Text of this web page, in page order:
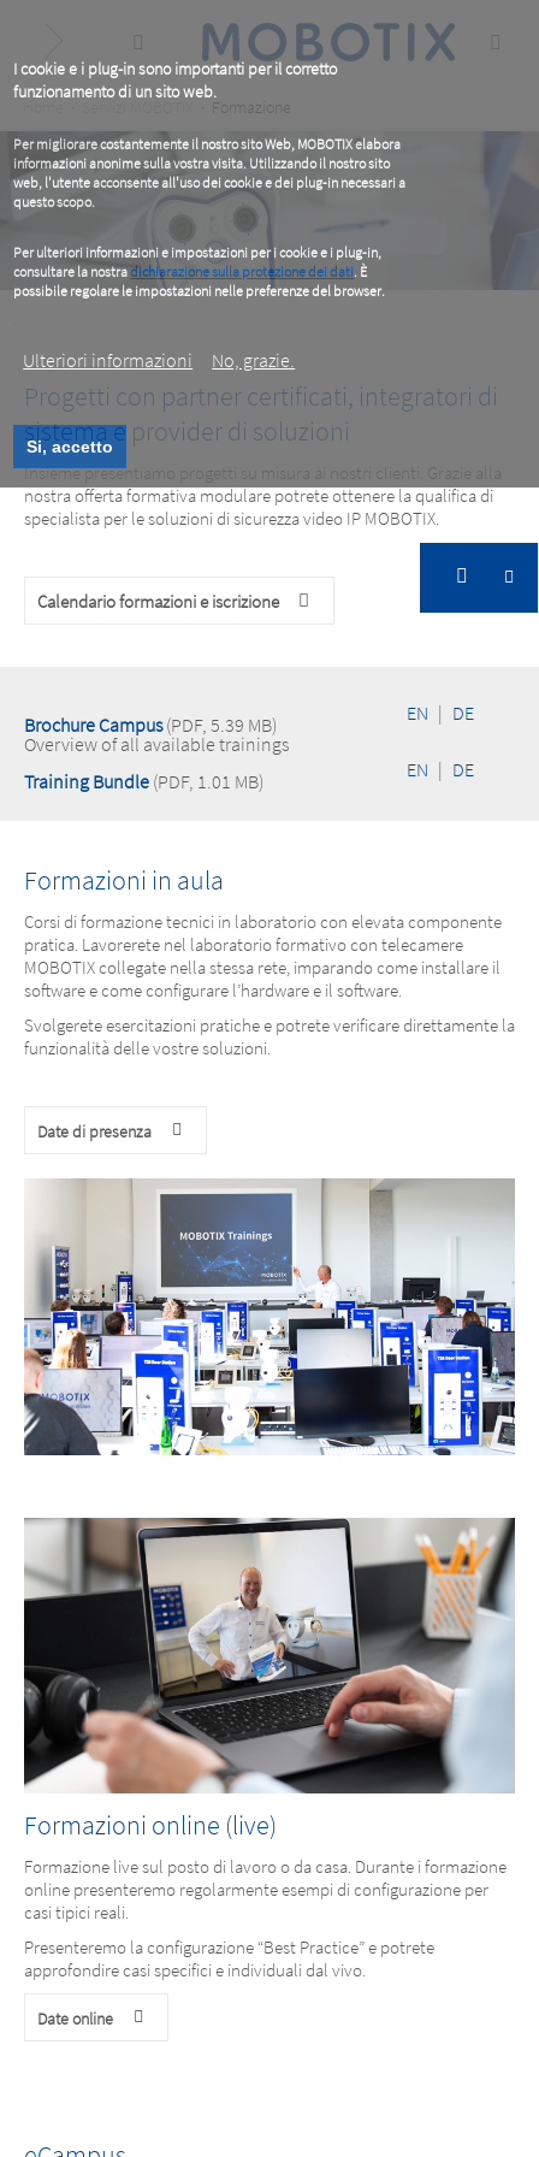
I cookie e i plug-in sono importanti per il corretto
funzionamento di un sito web.
Per migliorare costantemente il nostro sito Web, MOBOTIX elabora
informazioni anonime sulla vostra visita. Utilizzando il nostro sito
web, l'utente acconsente all'uso dei cookie e dei plug-in necessari a
questo scopo.
Per ulteriori informazioni e impostazioni per i cookie e i plug-in,
consultare la nostradichiarazione sulla protezione dei dati. È
possibile regolare le impostazioni nelle preferenze del browser.
Ulteriori informazioni
No, grazie.
Si, accetto
content
Formazione
Formazione
Progetti con partner certificati, integratori di
sistema e provider di soluzioni
Insieme presentiamo progetti su misura ai nostri clienti. Grazie alla
nostra offerta formativa modulare potrete ottenere la qualifica di
specialista per le soluzioni di sicurezza video IP MOBOTIX.
Calendario formazioni e iscrizione
Brochure Campus(PDF, 5.39 MB)
Overview of all available trainings
EN | DE
Training Bundle (PDF, 1.01 MB) EN | DE
Formazioni in aula
Corsi di formazione tecnici in laboratorio con elevata componente
pratica. Lavorerete nel laboratorio formativo con telecamere
MOBOTIX collegate nella stessa rete, imparando come installare il
software e come configurare l’hardware e il software.
Svolgerete esercitazioni pratiche e potrete verificare direttamente la
funzionalità delle vostre soluzioni.
Date di presenza
Formazioni online (live)
Formazione live sul posto di lavoro o da casa. Durante i formazione
online presenteremo regolarmente esempi di configurazione per
casi tipici reali.
Presenteremo la configurazione “Best Practice” e potrete
approfondire casi specifici e individuali dal vivo.
Date online